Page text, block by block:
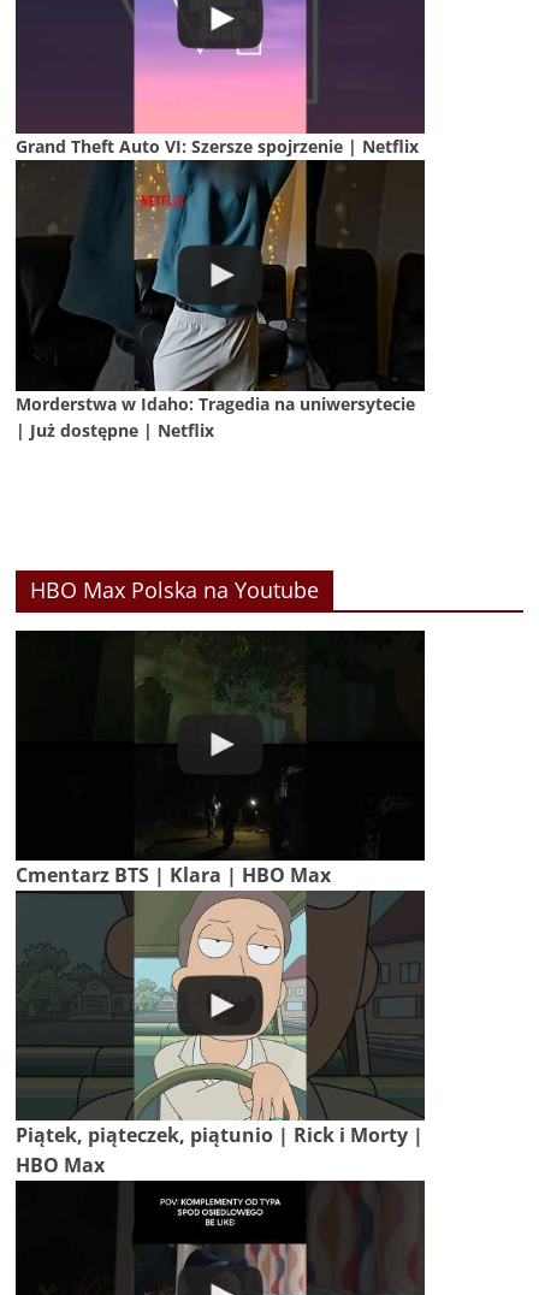
Grand Theft Auto VI: Szersze spojrzenie | Netflix
Morderstwa w Idaho: Tragedia na uniwersytecie
| Już dostępne | Netflix
HBO Max Polska na Youtube
Cmentarz BTS | Klara | HBO Max
Piątek, piąteczek, piątunio | Rick i Morty |
HBO Max